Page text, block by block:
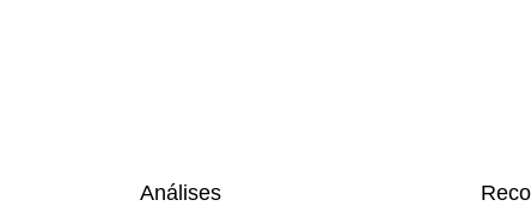
Análises